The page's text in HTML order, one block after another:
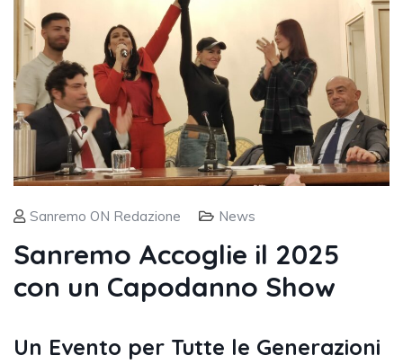
Sanremo ON Redazione News
Sanremo Accoglie il 2025
con un Capodanno Show
Un Evento per Tutte le Generazioni